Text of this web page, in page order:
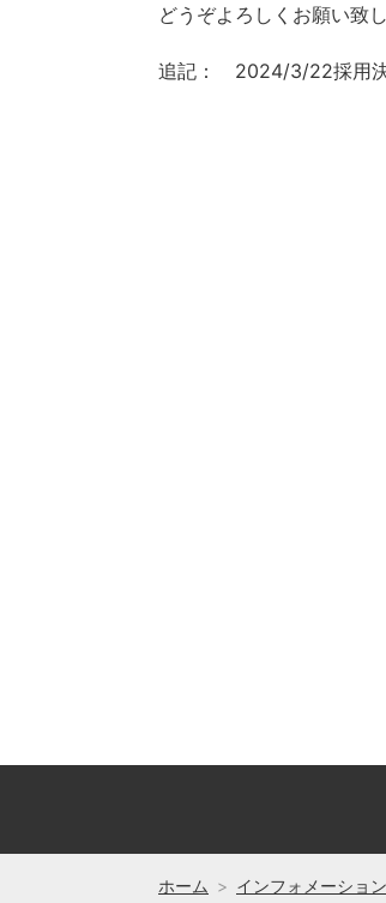
どうぞよろしくお願い致し
追記： 2024/3/22採用決
ホーム インフォメーション